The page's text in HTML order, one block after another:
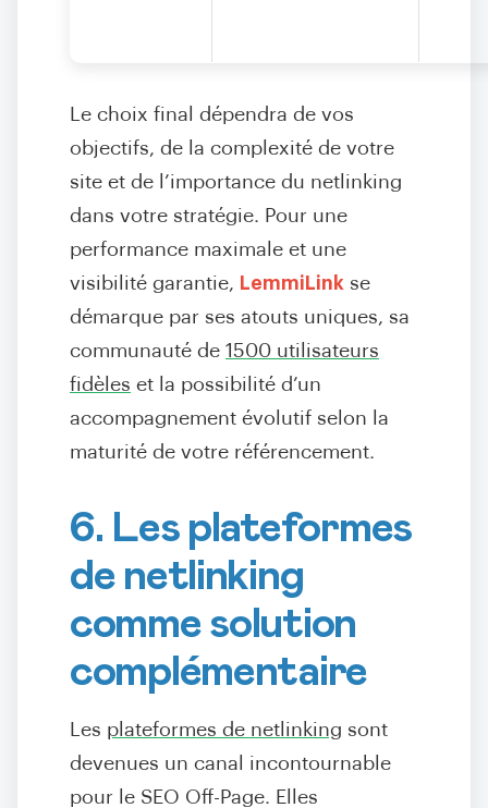
Le choix final dépendra de vos
objectifs, de la complexité de votre
site et de l’importance du netlinking
dans votre stratégie. Pour une
performance maximale et une
visibilité garantie, LemmiLink se
démarque par ses atouts uniques, sa
communauté de 1500 utilisateurs
fidèles et la possibilité d’un
accompagnement évolutif selon la
maturité de votre référencement.
6. Les plateformes
de netlinking
comme solution
complémentaire
Les plateformes de netlinking sont
devenues un canal incontournable
pour le SEO Off-Page. Elles